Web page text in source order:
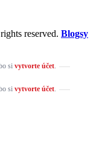
reserved. Blogsy
si vytvorte účet.